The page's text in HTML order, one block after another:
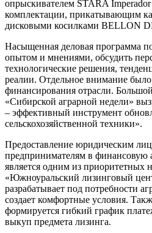
опрыскивателем STARA
комплектации, прикатывающим
дисковыми косилками BELLON
Насыщенная деловая программа
опытом и мнениями, обсудить
технологические решения,
реалии. Отдельное внимание
финансирования отрасли.
«Сибирской аграрной недели»
– эффективный инструмент
сельскохозяйственной техники».
Предоставление юридическим
предпринимателям в финансовую
является одним из приоритетных
«Южноуральский лизинговый
разрабатывает под потребности
создает комфортные условия.
формируется гибкий график
выкуп предмета лизинга.